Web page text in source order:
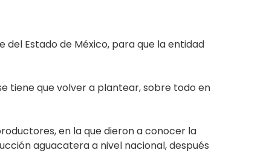
Estado de México, para que la entidad
tiene que volver a plantear, sobre todo en
en la que dieron a conocer la
aguacatera a nivel nacional, después